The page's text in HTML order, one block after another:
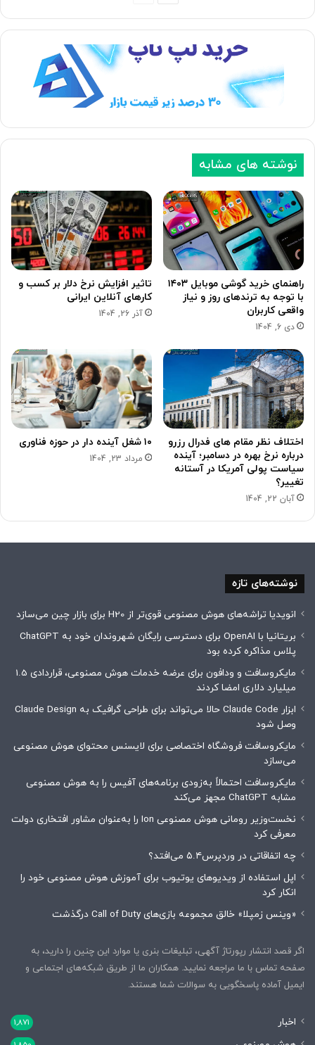
نوشته های مشابه
راهنمای خرید گوشی موبایل ۱۴۰۳
با توجه به ترندهای روز و نیاز
واقعی کاربران
دی 6, 1404
تاثیر افزایش نرخ دلار بر کسب و
کارهای آنلاین ایرانی
آذر 26, 1404
اختلاف نظر مقام های فدرال رزرو
درباره نرخ بهره در دسامبر؛ آینده
سیاست پولی آمریکا در آستانه
تغییر؟
آبان 22, 1404
۱۰ شغل آینده دار در حوزه فناوری
مرداد 23, 1404
نوشته‌های تازه
انویدیا تراشه‌های هوش مصنوعی قوی‌تر از H20 برای بازار چین می‌سازد
بریتانیا با OpenAI برای دسترسی رایگان شهروندان خود به ChatGPT
پلاس مذاکره کرده بود
مایکروسافت و ودافون برای عرضه خدمات هوش مصنوعی، قراردادی 1.5
میلیارد دلاری امضا کردند
ابزار Claude Code حالا می‌تواند برای طراحی گرافیک به Claude Design
وصل شود
مایکروسافت فروشگاه اختصاصی برای لایسنس محتوای هوش مصنوعی
می‌سازد
مایکروسافت احتمالاً به‌زودی برنامه‌های آفیس را به هوش مصنوعی
مشابه ChatGPT مجهز می‌کند
نخست‌وزیر رومانی هوش مصنوعی Ion را به‌عنوان مشاور افتخاری دولت
معرفی کرد
چه اتفاقاتی در وردپرس۵.۴ می‌افتد؟
اپل استفاده از ویدیوهای یوتیوب برای آموزش هوش مصنوعی خود را
انکار کرد
«وینس زمپلا» خالق مجموعه بازی‌های Call of Duty درگذشت
اگر قصد انتشار رپورتاژ آگهی، تبلیغات بنری یا موارد این چنین را دارید، به
صفحه تماس با ما مراجعه نمایید. همکاران ما از طریق شبکه‌های اجتماعی و
ایمیل آماده پاسخگویی به سوالات شما هستند.
اخبار 1,871